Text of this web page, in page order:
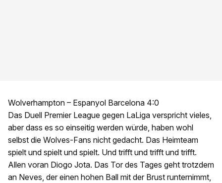
Wolverhampton – Espanyol Barcelona 4:0
Das Duell Premier League gegen LaLiga verspricht vieles,
aber dass es so einseitig werden würde, haben wohl
selbst die Wolves-Fans nicht gedacht. Das Heimteam
spielt und spielt und spielt. Und trifft und trifft und trifft.
Allen voran Diogo Jota. Das Tor des Tages geht trotzdem
an Neves, der einen hohen Ball mit der Brust runternimmt,